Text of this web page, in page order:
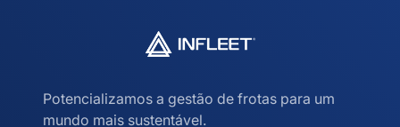
Potencializamos a gestão de frotas para um
mundo mais sustentável.